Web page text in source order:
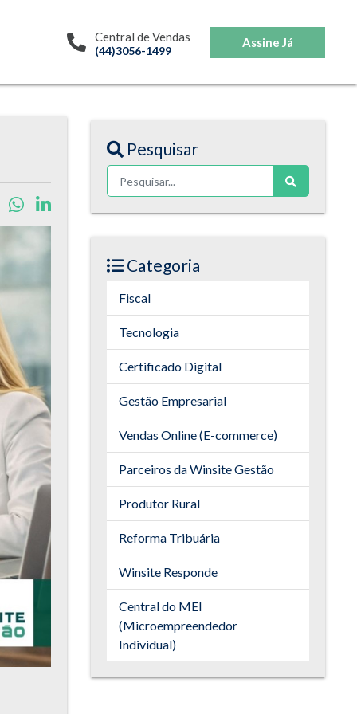
Central de Vendas
(44)3056-1499
Assine Já
Pesquisar
Categoria
Fiscal
Tecnologia
Certificado Digital
Gestão Empresarial
Vendas Online (E-commerce)
Parceiros da Winsite Gestão
Produtor Rural
Reforma Tribuária
Winsite Responde
Central do MEI
(Microempreendedor
Individual)